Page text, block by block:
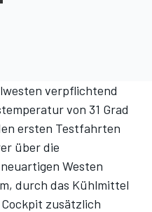
verpflichtend
von 31 Grad
ersten Testfahrten
über die
Westen
durch das Kühlmittel
zusätzlich